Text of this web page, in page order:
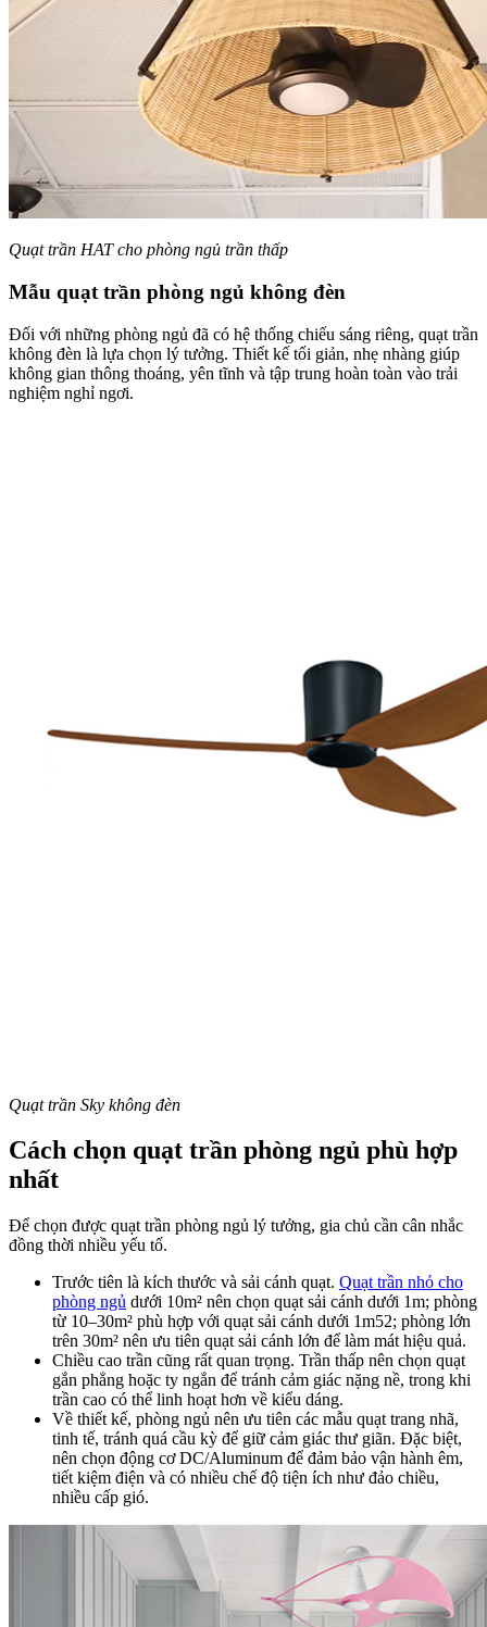
Quạt trần HAT cho phòng ngủ trần thấp
Mẫu quạt trần phòng ngủ không đèn
Đối với những phòng ngủ đã có hệ thống chiếu sáng riêng, quạt trần
không đèn là lựa chọn lý tưởng. Thiết kế tối giản, nhẹ nhàng giúp
không gian thông thoáng, yên tĩnh và tập trung hoàn toàn vào trải
nghiệm nghỉ ngơi.
Quạt trần Sky không đèn
Cách chọn quạt trần phòng ngủ phù hợp
nhất
Để chọn được quạt trần phòng ngủ lý tưởng, gia chủ cần cân nhắc
đồng thời nhiều yếu tố.
Trước tiên là kích thước và sải cánh quạt. Quạt trần nhỏ cho
phòng ngủ dưới 10m² nên chọn quạt sải cánh dưới 1m; phòng
từ 10–30m² phù hợp với quạt sải cánh dưới 1m52; phòng lớn
trên 30m² nên ưu tiên quạt sải cánh lớn để làm mát hiệu quả.
Chiều cao trần cũng rất quan trọng. Trần thấp nên chọn quạt
gắn phẳng hoặc ty ngắn để tránh cảm giác nặng nề, trong khi
trần cao có thể linh hoạt hơn về kiểu dáng.
Về thiết kế, phòng ngủ nên ưu tiên các mẫu quạt trang nhã,
tinh tế, tránh quá cầu kỳ để giữ cảm giác thư giãn. Đặc biệt,
nên chọn động cơ DC/Aluminum để đảm bảo vận hành êm,
tiết kiệm điện và có nhiều chế độ tiện ích như đảo chiều,
nhiều cấp gió.